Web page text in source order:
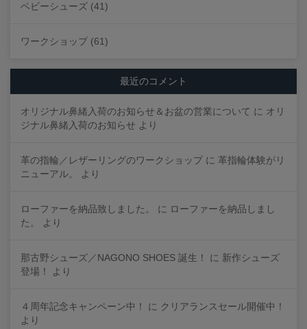
ベビーシューズ (41)
ワークショップ (61)
最近のコメント
オリジナル鼻緒入荷のお知らせ＆お盆の営業について に オリ
ジナル鼻緒入荷のお知らせ より
革の指輪／レザーリングのワークショップ に 革指輪体験がリ
ニューアル。
より
ローファーを納品致しました。 に ローファーを納品しまし
た。
より
那古野シューズ／NAGONO SHOES 誕生！ に 新作シューズ
登場！
より
４周年記念キャンペーン中！ に クリアランスセール開催中！
より